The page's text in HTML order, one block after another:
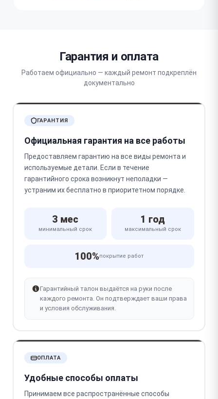
Гарантия и оплата
Работаем официально — каждый ремонт подкреплён
документально
ГАРАНТИЯ
Официальная гарантия на все работы
Предоставляем гарантию на все виды ремонта и
используемые детали. Если в течение
гарантийного срока возникнут неполадки —
устраним их бесплатно в приоритетном порядке.
3 мес
минимальный срок
1 год
максимальный срок
100%покрытие работ
Гарантийный талон выдаётся на руки после
каждого ремонта. Он подтверждает ваши права
и условия обслуживания.
ОПЛАТА
Удобные способы оплаты
Принимаем все распространённые способы